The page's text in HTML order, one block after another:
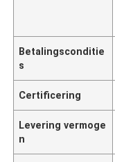
Betalingsconditie
s
Certificering
Levering vermoge
n